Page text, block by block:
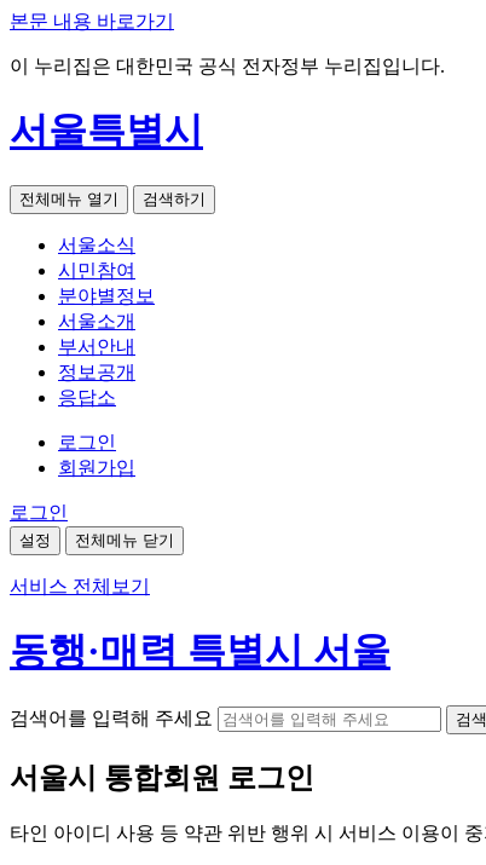
본문 내용 바로가기
이 누리집은 대한민국 공식 전자정부 누리집입니다.
서울특별시
전체메뉴 열기 검색하기
서울소식
시민참여
분야별정보
서울소개
부서안내
정보공개
응답소
로그인
회원가입
로그인
설정 전체메뉴 닫기
서비스 전체보기
동행·매력 특별시 서울
검색어를 입력해 주세요 검
서울시 통합회원 로그인
타인 아이디 사용 등 약관 위반 행위 시 서비스 이용이